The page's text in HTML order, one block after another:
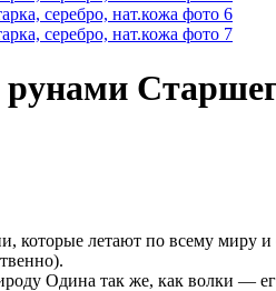
которые летают по всему миру
Одина так же, как волки —